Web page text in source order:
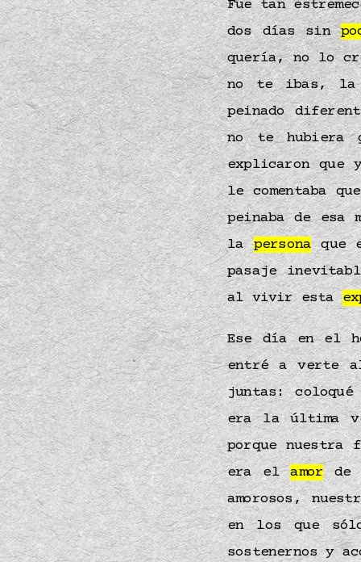
Fue tan
dos días sin
quería, no lo
no te ibas,
peinado
no te hubiera
explicaron que
le comentaba
peinaba de esa
lapersonaque
pasaje
al vivir esta
Ese día en el
entré a verte al
juntas:
era la última
porque nuestra
era elamorde
amorosos,
en los que
sostenernos y